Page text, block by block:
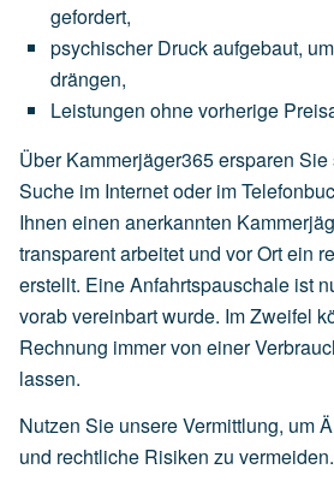
gefordert,
psychischer Druckaufgebaut, um
drängen,
Leistungen ohnevorherige
Über Kammerjäger365 ersparen
Suche im Internet oder im
Ihnen einen anerkannten
transparent arbeitet und vor Ort ein
erstellt. Eine Anfahrtspauschale ist
vorab vereinbart wurde. Im Zweifel
Rechnung immer von einer
lassen.
Nutzen Sie unsere Vermittlung, um
und rechtliche Risiken zu vermeiden.